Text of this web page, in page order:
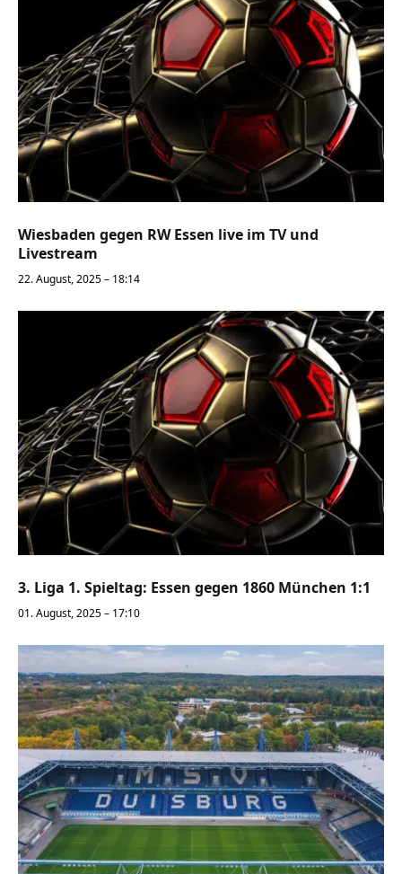
Wiesbaden gegen RW Essen live im TV und
Livestream
22. August, 2025 – 18:14
3. Liga 1. Spieltag: Essen gegen 1860 München 1:1
01. August, 2025 – 17:10